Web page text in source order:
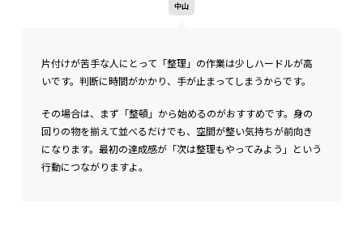
中山
片付けが苦手な人にとって「整理」の作業は少しハードルが高
いです。判断に時間がかかり、手が止まってしまうからです。
その場合は、まず「整頓」から始めるのがおすすめです。身の
回りの物を揃えて並べるだけでも、空間が整い気持ちが前向き
になります。最初の達成感が「次は整理もやってみよう」という
行動につながりますよ。